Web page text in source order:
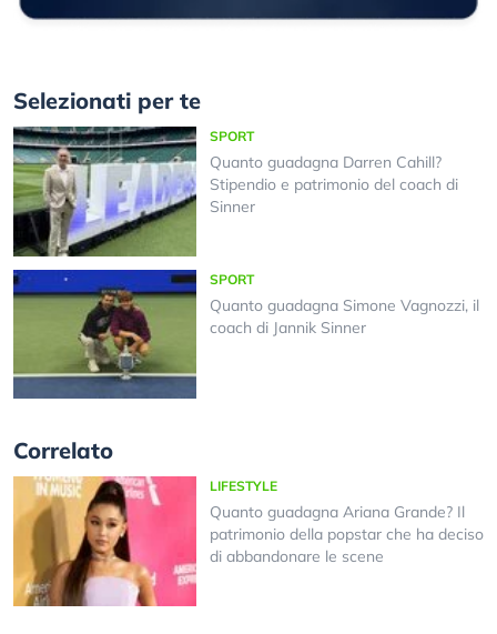
Selezionati per te
SPORT
Quanto guadagna Darren Cahill?
Stipendio e patrimonio del coach di
Sinner
SPORT
Quanto guadagna Simone Vagnozzi, il
coach di Jannik Sinner
Correlato
LIFESTYLE
Quanto guadagna Ariana Grande? Il
patrimonio della popstar che ha deciso
di abbandonare le scene